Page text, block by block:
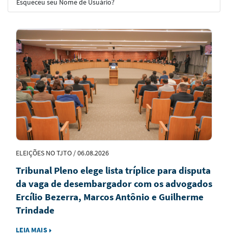
Esqueceu seu Nome de Usuário?
Notícias
em
Destaque
ELEIÇÕES NO TJTO / 06.08.2026
Tribunal Pleno elege lista tríplice para disputa
da vaga de desembargador com os advogados
Ercílio Bezerra, Marcos Antônio e Guilherme
Trindade
LEIA MAIS